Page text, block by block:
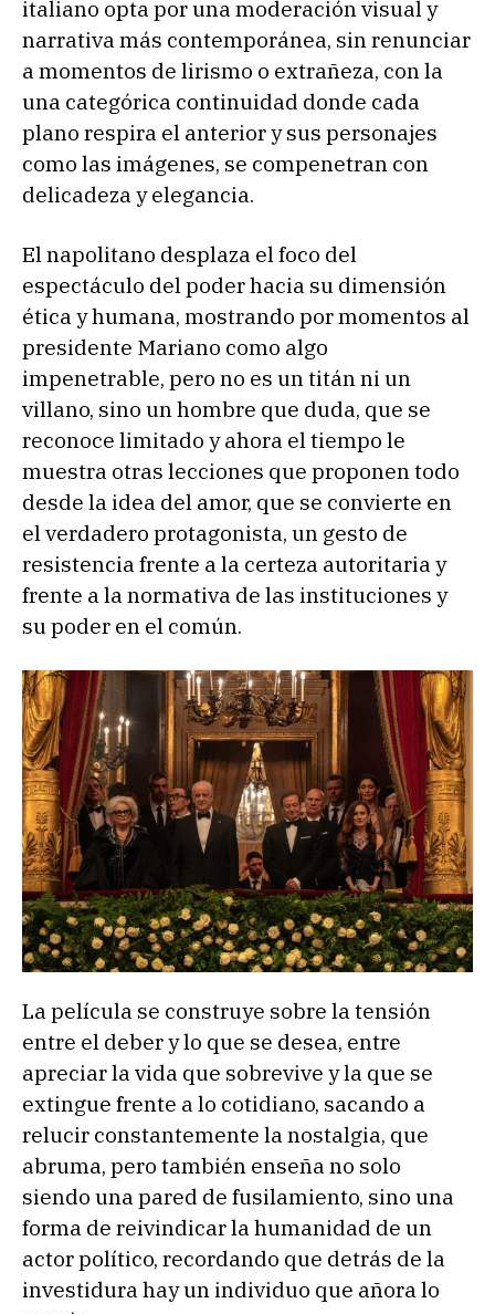
italiano opta por una moderación visual y
narrativa más contemporánea, sin renunciar
a momentos de lirismo o extrañeza, con la
una categórica continuidad donde cada
plano respira el anterior y sus personajes
como las imágenes, se compenetran con
delicadeza y elegancia.
El napolitano desplaza el foco del
espectáculo del poder hacia su dimensión
ética y humana, mostrando por momentos al
presidente Mariano como algo
impenetrable, pero no es un titán ni un
villano, sino un hombre que duda, que se
reconoce limitado y ahora el tiempo le
muestra otras lecciones que proponen todo
desde la idea del amor, que se convierte en
el verdadero protagonista, un gesto de
resistencia frente a la certeza autoritaria y
frente a la normativa de las instituciones y
su poder en el común.
La película se construye sobre la tensión
entre el deber y lo que se desea, entre
apreciar la vida que sobrevive y la que se
extingue frente a lo cotidiano, sacando a
relucir constantemente la nostalgia, que
abruma, pero también enseña no solo
siendo una pared de fusilamiento, sino una
forma de reivindicar la humanidad de un
actor político, recordando que detrás de la
investidura hay un individuo que añora lo